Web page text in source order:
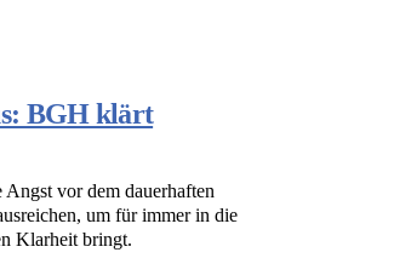
BGH klärt
vor dem dauerhaften
um für immer in die
Klarheit bringt.